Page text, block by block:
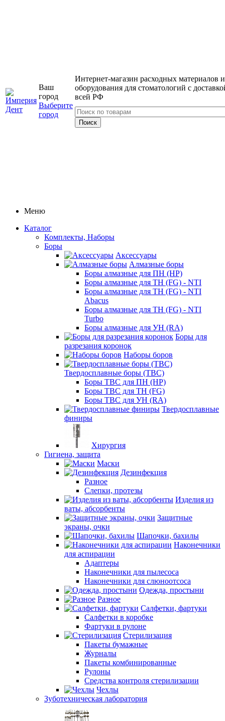
Ваш
город
Выберите
город
Интернет-магазин расходных материалов и
оборудования для стоматологий с
всей РФ
Меню
Каталог
Комплекты, Наборы
Боры
Аксессуары
Алмазные боры
Боры алмазные для ПН (HP)
Боры алмазные для ТН (FG) - NTI
Боры алмазные для ТН (FG) - NTI
Abacus
Боры алмазные для ТН (FG) - NTI
Turbo
Боры алмазные для УН (RA)
Боры для
разрезания коронок
Наборы боров
Твердосплавные боры (ТВС)
Боры ТВС для ПН (HP)
Боры ТВС для ТН (FG)
Боры ТВС для УН (RA)
Твердосплавные
финиры
Хирургия
Гигиена, защита
Маски
Дезинфекция
Разное
Слепки, протезы
Изделия из
ваты, абсорбенты
Защитные
экраны, очки
Шапочки, бахилы
Наконечники
для аспирации
Адаптеры
Наконечники для пылесоса
Наконечники для слюноотсоса
Одежда, простыни
Разное
Салфетки, фартуки
Салфетки в коробке
Фартуки в рулоне
Стерилизация
Пакеты бумажные
Журналы
Пакеты комбинированные
Рулоны
Средства контроля стерилизации
Чехлы
Зуботехническая лаборатория